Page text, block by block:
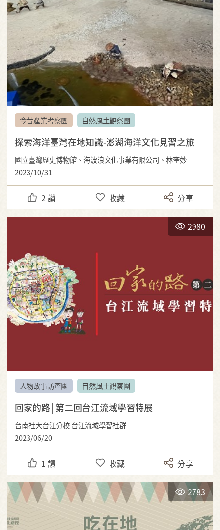
今昔產業考察團 自然風土觀察團
探索海洋臺灣在地知識-澎湖海洋文化見習之旅
國立臺灣歷史博物館、海波浪文化事業有限公司、林奎妙
2023/10/31
2 讚 收藏 分享
2980
人物故事訪查團 自然風土觀察團
回家的路│第二回台江流域學習特展
台南社大台江分校 台江流域學習社群
2023/06/20
1 讚 收藏 分享
2783